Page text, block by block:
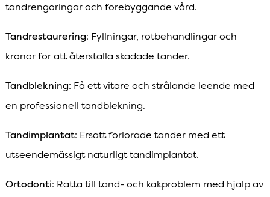
tandrengöringar och förebyggande vård.
Tandrestaurering: Fyllningar, rotbehandlingar och
kronor för att återställa skadade tänder.
Tandblekning: Få ett vitare och strålande leende med
en professionell tandblekning.
Tandimplantat: Ersätt förlorade tänder med ett
utseendemässigt naturligt tandimplantat.
Ortodonti: Rätta till tand- och käkproblem med hjälp av